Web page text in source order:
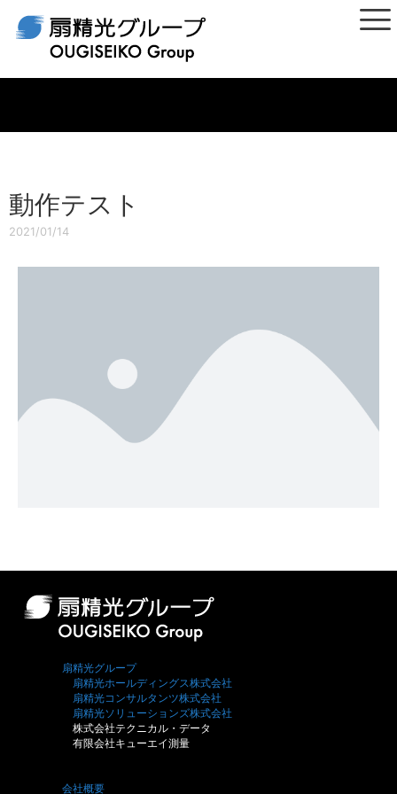
動作テスト
2021/01/14
扇精光グループ
扇精光ホールディングス株式会社
扇精光コンサルタンツ株式会社
扇精光ソリューションズ株式会社
株式会社テクニカル・データ
有限会社キューエイ測量
会社概要